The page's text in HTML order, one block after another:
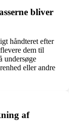
bliver
håndteret efter
dem til
undersøge
eller andre
af